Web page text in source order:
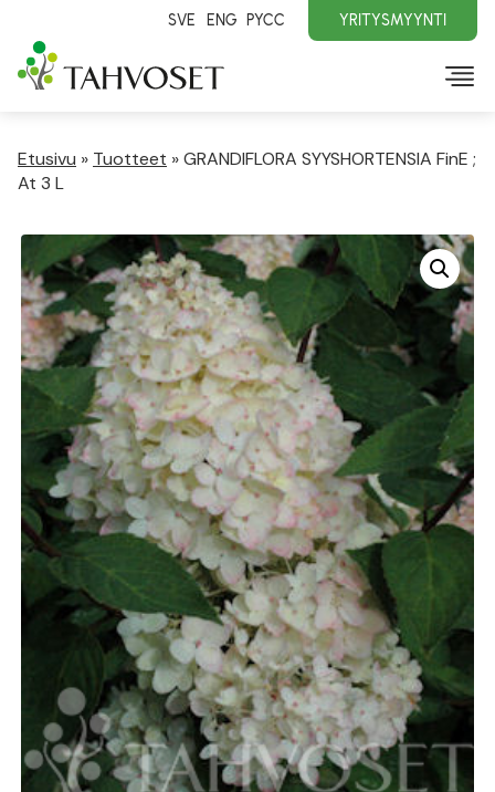
SVE ENG PYCC YRITYSMYYNTI
Etusivu » Tuotteet »GRANDIFLORA SYYSHORTENSIA FinE ;
At 3 L